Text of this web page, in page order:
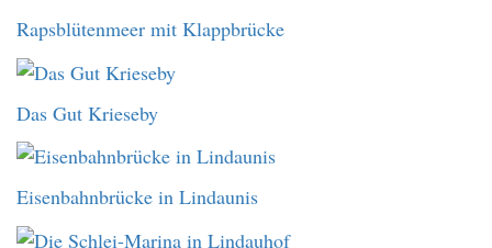
Rapsblütenmeer mit Klappbrücke
Das Gut Krieseby
Eisenbahnbrücke in Lindaunis